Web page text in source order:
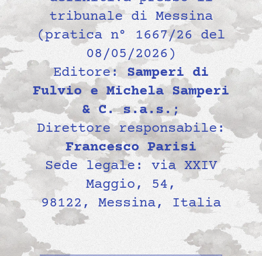
tribunale di Messina
(pratica n° 1667/26 del
08/05/2026)
Editore: Samperi di
Fulvio e Michela Samperi
& C. s.a.s.;
Direttore responsabile:
Francesco Parisi
Sede legale: via XXIV
Maggio, 54,
98122, Messina, Italia